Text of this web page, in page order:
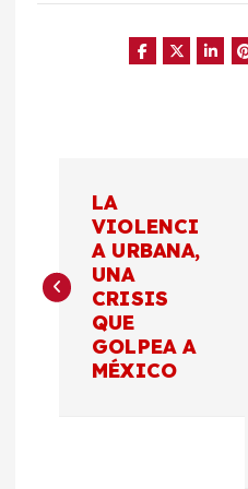
v
LA
VIOLENCI
A URBANA,
UNA
CRISIS
QUE
GOLPEA A
MÉXICO